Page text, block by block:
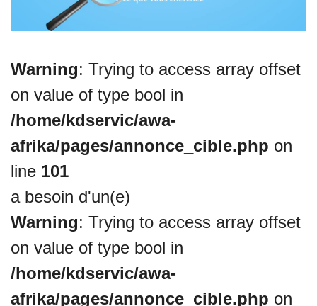
Warning: Trying to access array offset
on value of type bool in
/home/kdservic/awa-
afrika/pages/annonce_cible.php on
line 101
a besoin d'un(e)
Warning: Trying to access array offset
on value of type bool in
/home/kdservic/awa-
afrika/pages/annonce_cible.php on